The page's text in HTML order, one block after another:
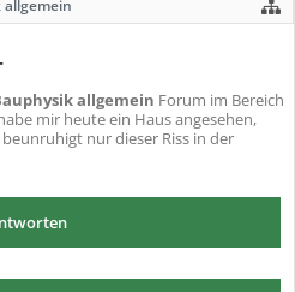
allgemein
allgemein Forum im Bereich
mir heute ein Haus angesehen,
nur dieser Riss in der